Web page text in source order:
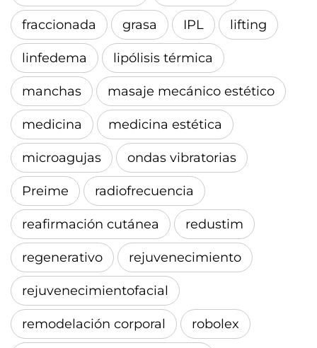
fraccionada grasa IPL lifting
linfedema lipólisis térmica
manchas masaje mecánico estético
medicina medicina estética
microagujas ondas vibratorias
Preime radiofrecuencia
reafirmación cutánea redustim
regenerativo rejuvenecimiento
rejuvenecimientofacial
remodelación corporal robolex